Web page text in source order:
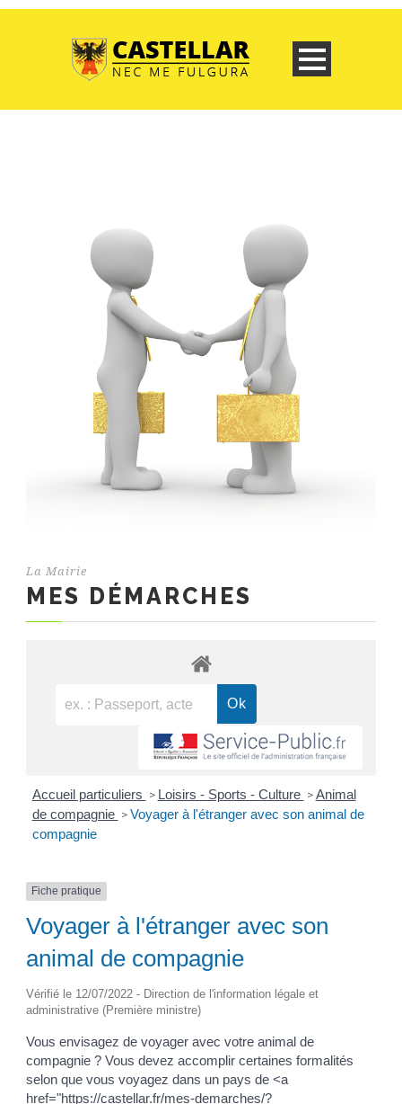
La Mairie
MES DÉMARCHES
Accueil particuliers > Loisirs - Sports - Culture > Animal
de compagnie > Voyager à l'étranger avec son animal de
compagnie
Fiche pratique
Voyager à l'étranger avec son
animal de compagnie
Vérifié le 12/07/2022 - Direction de l'information légale et
administrative (Première ministre)
Vous envisagez de voyager avec votre animal de
compagnie ? Vous devez accomplir certaines formalités
selon que vous voyagez dans un pays de <a
href="https://castellar.fr/mes-demarches/?